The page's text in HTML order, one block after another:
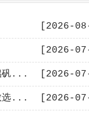
[2026-
[2026-
[2026-
矾...
[2026-
选...